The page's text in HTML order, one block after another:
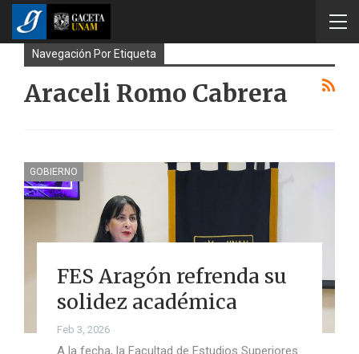
Navegación Por Etiqueta
Araceli Romo Cabrera
GOBIERNO
FES Aragón refrenda su
solidez académica
Feb 3, 2026
A la fecha, la Facultad de Estudios Superiores